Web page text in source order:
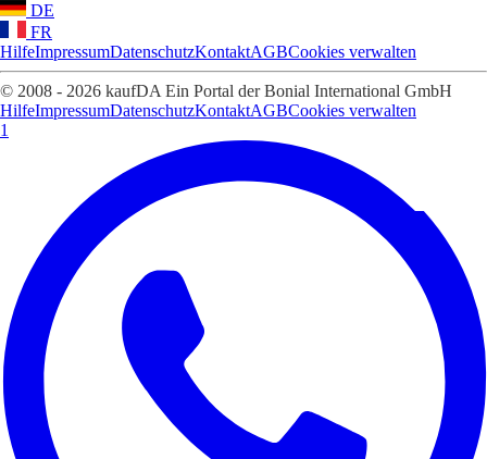
DE
FR
HilfeImpressumDatenschutzKontaktAGBCookies verwalten
© 2008 - 2026 kaufDA Ein Portal der Bonial International GmbH
HilfeImpressumDatenschutzKontaktAGBCookies verwalten
1